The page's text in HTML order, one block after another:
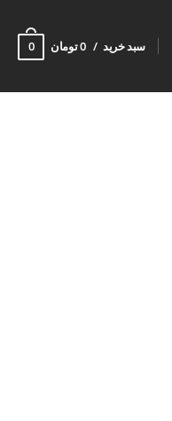
سبد خرید 0 تومان 0